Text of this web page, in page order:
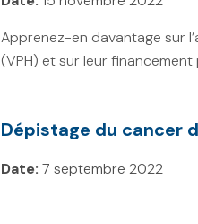
Apprenez-en davantage sur
(VPH) et sur leur
Dépistage du cancer
Date: 7 septembre 2022